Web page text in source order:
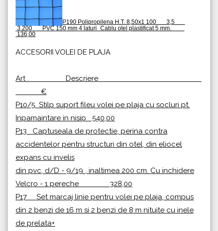
P190 Polipropilena H.T. 8,50x1 100 3,5
3.200 PVC 150 mm 4 laturi Cablu otel plastificat5 mm.
136,00
ACCESORII VOLEI DE PLAJA
Art . Descriere
€
P10/5 Stilp suport fileu volei pe plaja cu socluri pt.
Inpamaintare in nisip 540,00
P13 Captuseala de protectie, perina contra
accidentelor pentru structuri din otel, din eliocel
expans cu invelis
din pvc, d/D - 9/19 , inaltimea 200 cm. Cu inchidere
Velcro - 1 pereche 328,00
P17 Set marcaj linie pentru volei pe plaja, compus
din 2 benzi de 16 m si 2 benzi de 8 m nituite cu inele
de prelata+